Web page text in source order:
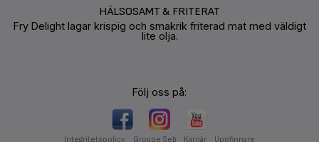
HÄLSOSAMT & FRITERAT
Fry Delight lagar krispig och smakrik friterad mat med väldigt
lite olja.
Följ oss på:
Integritetspolicy Groupe Seb Karriär Uppfinnare